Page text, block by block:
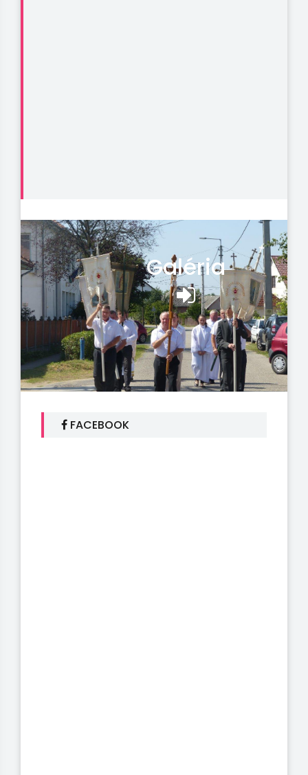
Galéria
FACEBOOK